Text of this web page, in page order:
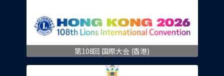
第108回 国際大会 (香港)